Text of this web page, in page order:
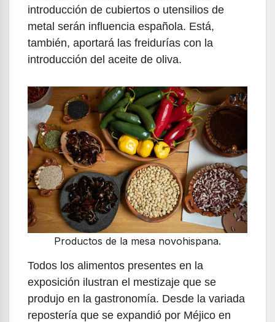
introducción de cubiertos o utensilios de
metal serán influencia española. Está,
también, aportará las freidurías con la
introducción del aceite de oliva.
Productos de la mesa novohispana.
Todos los alimentos presentes en la
exposición ilustran el mestizaje que se
produjo en la gastronomía. Desde la variada
repostería que se expandió por Méjico en